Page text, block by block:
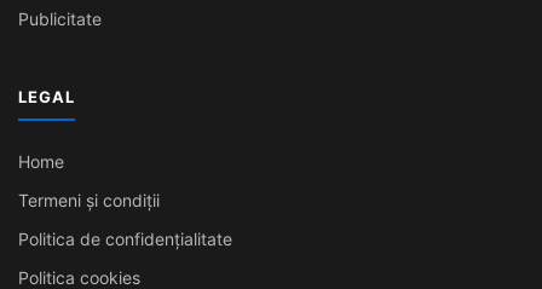
Publicitate
LEGAL
Home
Termeni și condiții
Politica de confidențialitate
Politica cookies